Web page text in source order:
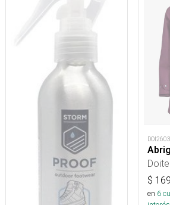
Doite
$
en 6